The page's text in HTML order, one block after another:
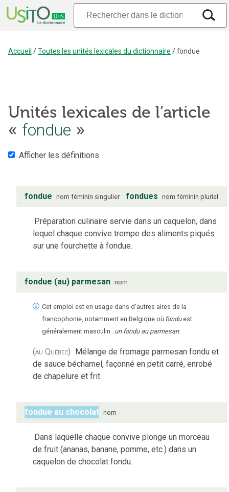
Accueil /Toutes les unités lexicales du dictionnaire /fondue
Unités lexicales de l’article
« fondue »
Afficher les définitions
fondue nom féminin singulier fondues nom féminin pluriel
Préparation culinaire servie dans un caquelon, dans
lequel chaque convive trempe des aliments piqués
sur une fourchette à fondue.
fondue (au) parmesan nom
Cet emploi est en usage dans d'autres aires de la
francophonie, notamment en Belgique où fonduest
généralement masculin : un fondu au parmesan.
(au Québec) Mélange de fromage parmesan fondu et
de sauce béchamel, façonné en petit carré, enrobé
de chapelure et frit.
fondue au chocolat nom
Dans laquelle chaque convive plonge un morceau
de fruit (ananas, banane, pomme, etc.) dans un
caquelon de chocolat fondu.